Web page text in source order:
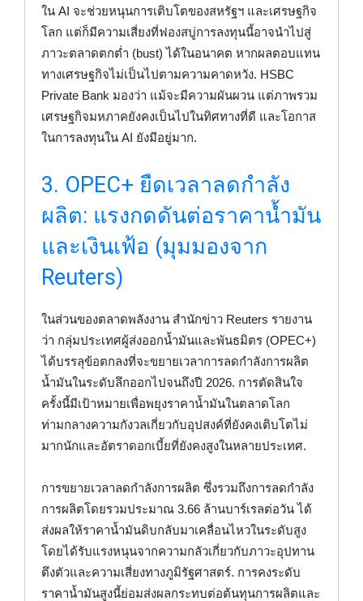
ใน AI จะช่วยหนุนการเติบโตของสหรัฐฯ และเศรษฐกิจ
โลก แต่ก็มีความเสี่ยงที่ฟองสบู่การลงทุนนี้อาจนำไปสู่
ภาวะตลาดตกต่ำ (bust) ได้ในอนาคต หากผลตอบแทน
ทางเศรษฐกิจไม่เป็นไปตามความคาดหวัง. HSBC
Private Bank มองว่า แม้จะมีความผันผวน แต่ภาพรวม
เศรษฐกิจมหภาคยังคงเป็นไปในทิศทางที่ดี และโอกาส
ในการลงทุนใน AI ยังมีอยู่มาก.
3. OPEC+ ยืดเวลาลดกำลัง
ผลิต: แรงกดดันต่อราคาน้ำมัน
และเงินเฟ้อ (มุมมองจาก
Reuters)
ในส่วนของตลาดพลังงาน สำนักข่าว Reuters รายงาน
ว่า กลุ่มประเทศผู้ส่งออกน้ำมันและพันธมิตร (OPEC+)
ได้บรรลุข้อตกลงที่จะขยายเวลาการลดกำลังการผลิต
น้ำมันในระดับลึกออกไปจนถึงปี 2026. การตัดสินใจ
ครั้งนี้มีเป้าหมายเพื่อพยุงราคาน้ำมันในตลาดโลก
ท่ามกลางความกังวลเกี่ยวกับอุปสงค์ที่ยังคงเติบโตไม่
มากนักและอัตราดอกเบี้ยที่ยังคงสูงในหลายประเทศ.
การขยายเวลาลดกำลังการผลิต ซึ่งรวมถึงการลดกำลัง
การผลิตโดยรวมประมาณ 3.66 ล้านบาร์เรลต่อวัน ได้
ส่งผลให้ราคาน้ำมันดิบกลับมาเคลื่อนไหวในระดับสูง
โดยได้รับแรงหนุนจากความกลัวเกี่ยวกับภาวะอุปทาน
ตึงตัวและความเสี่ยงทางภูมิรัฐศาสตร์. การคงระดับ
ราคาน้ำมันสูงนี้ย่อมส่งผลกระทบต่อต้นทุนการผลิตและ